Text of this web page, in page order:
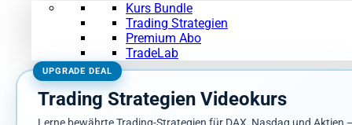
Kurs Bundle
Trading Strategien
Premium Abo
TradeLab
UPGRADE DEAL
Trading Strategien Videokurs